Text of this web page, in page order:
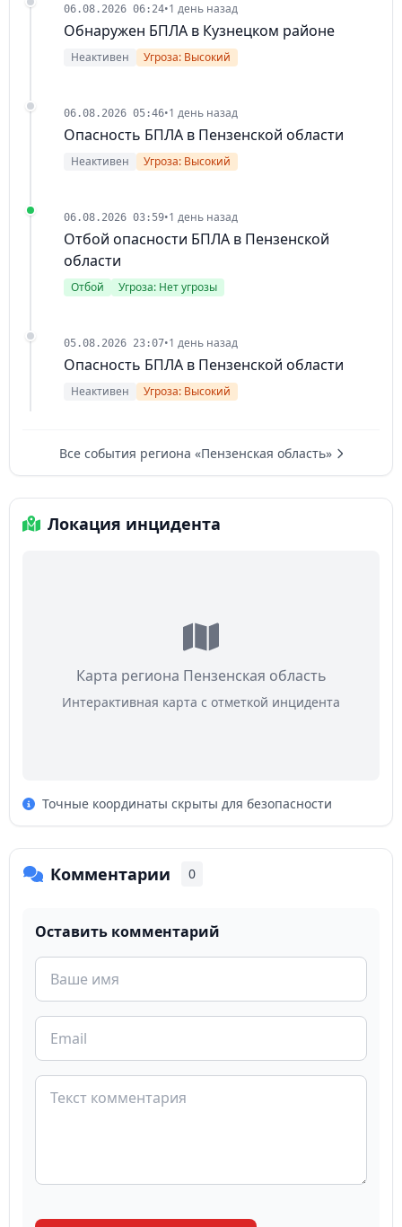
06.08.2026 06:24•1 день назад
Обнаружен БПЛА в Кузнецком районе
Неактивен Угроза: Высокий
06.08.2026 05:46•1 день назад
Опасность БПЛА в Пензенской области
Неактивен Угроза: Высокий
06.08.2026 03:59•1 день назад
Отбой опасности БПЛА в Пензенской
области
Отбой Угроза: Нет угрозы
05.08.2026 23:07•1 день назад
Опасность БПЛА в Пензенской области
Неактивен Угроза: Высокий
Все события региона «Пензенская область»
Локация инцидента
Карта региона Пензенская область
Интерактивная карта с отметкой инцидента
Точные координаты скрыты для безопасности
Комментарии 0
Оставить комментарий